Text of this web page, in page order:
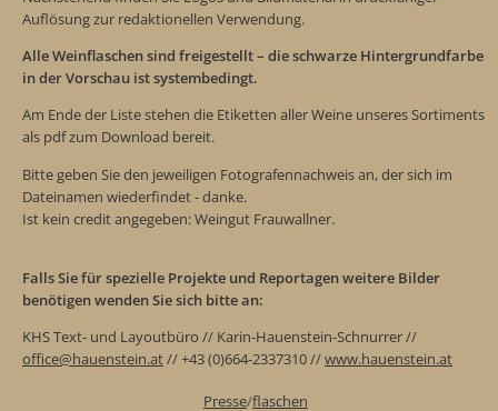
Auflösung zur redaktionellen Verwendung.
Alle Weinflaschen sind freigestellt – die schwarze Hintergrundfarbe
in der Vorschau ist systembedingt.
Am Ende der Liste stehen die Etiketten aller Weine unseres Sortiments
als pdf zum Download bereit.
Bitte geben Sie den jeweiligen Fotografennachweis an, der sich im
Dateinamen wiederfindet - danke.
Ist kein credit angegeben: Weingut Frauwallner.
Falls Sie für spezielle Projekte und Reportagen weitere Bilder
benötigen wenden Sie sich bitte an:
KHS Text- und Layoutbüro // Karin-Hauenstein-Schnurrer //
office@hauenstein.at// +43 (0)664-2337310 //www.hauenstein.at
Presse/flaschen